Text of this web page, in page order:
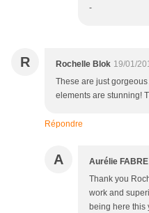
-
R Rochelle Blok 19/01/
These are just
elements are stunning!
Répondre
A Aurélie FABRE
Thank you
work and
being here this